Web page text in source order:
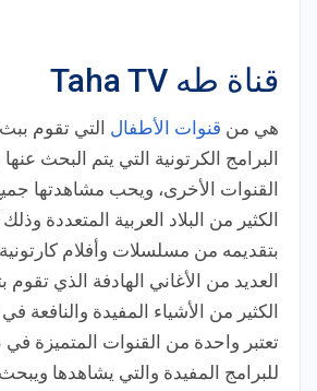
قناة طه Taha TV
هي من قنوات الأطفال التي تقوم
البرامج الكرتونية التي يتم البحث
القنوات الأخرى، ويحب مشاهدتها
الكثير من البلاد العربية المتعددة
بتقديمه من مسلسلات وأفلام
العديد من الأغاني الهادفة الذي تقوم
الكثير من الأشياء المفيدة والنافعة
تعتبر واحدة من القنوات المتميزة
للبرامج المفيدة والتي يشاهدها